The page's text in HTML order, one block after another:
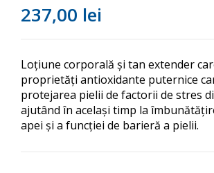
237,00 lei
Loțiune corporală și tan extender
proprietăți antioxidante puternice
protejarea pielii de factorii de stres
ajutând în același timp la
apei și a funcției de barieră a pielii.